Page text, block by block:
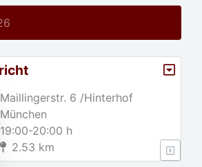
Maillingerstr. 6 /Hinterhof
München
19:00-20:00 h
2.53 km